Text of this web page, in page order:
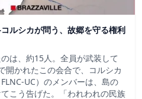
ルシカが問う、故郷を守る権利
は、約15人。全員が武装して
開かれたこの会合で、コルシカ
UC）のメンバーは、島の
こう告げた。「われわれの民族